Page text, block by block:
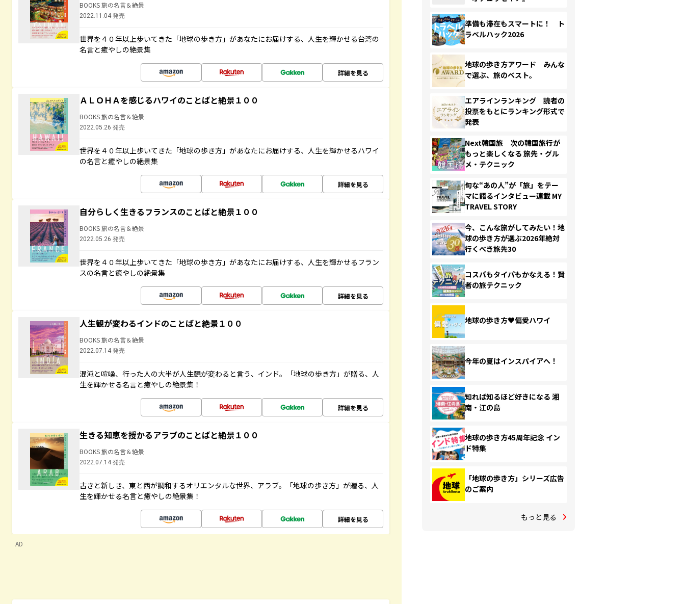
BOOKS 旅の名言＆絶景
2022.11.04 発売
世界を４０年以上歩いてきた「地球の歩き方」があなたにお届けする、人生を輝かせる台湾の
名言と癒やしの絶景集
詳細を見る
ＡＬＯＨＡを感じるハワイのことばと絶景１００
BOOKS 旅の名言＆絶景
2022.05.26 発売
世界を４０年以上歩いてきた「地球の歩き方」があなたにお届けする、人生を輝かせるハワイ
の名言と癒やしの絶景集
詳細を見る
自分らしく生きるフランスのことばと絶景１００
BOOKS 旅の名言＆絶景
2022.05.26 発売
世界を４０年以上歩いてきた「地球の歩き方」があなたにお届けする、人生を輝かせるフラン
スの名言と癒やしの絶景集
詳細を見る
人生観が変わるインドのことばと絶景１００
BOOKS 旅の名言＆絶景
2022.07.14 発売
混沌と喧噪、行った人の大半が人生観が変わると言う、インド。「地球の歩き方」が贈る、人
生を輝かせる名言と癒やしの絶景集！
詳細を見る
生きる知恵を授かるアラブのことばと絶景１００
BOOKS 旅の名言＆絶景
2022.07.14 発売
古きと新しき、東と西が調和するオリエンタルな世界、アラブ。「地球の歩き方」が贈る、人
生を輝かせる名言と癒やしの絶景集！
詳細を見る
AD
準備も滞在もスマートに！ ト
ラベルハック2026
地球の歩き方アワード みんな
で選ぶ、旅のベスト。
エアラインランキング 読者の
投票をもとにランキング形式で
発表
Next韓国旅 次の韓国旅行が
もっと楽しくなる 旅先・グル
メ・テクニック
旬な“あの人”が「旅」をテー
マに語るインタビュー連載 MY
TRAVEL STORY
今、こんな旅がしてみたい！地
球の歩き方が選ぶ2026年絶対
行くべき旅先30
コスパもタイパもかなえる！賢
者の旅テクニック
地球の歩き方♥偏愛ハワイ
今年の夏はインスパイアへ！
知れば知るほど好きになる 湘
南・江の島
地球の歩き方45周年記念 イン
ド特集
「地球の歩き方」シリーズ広告
のご案内
もっと見る